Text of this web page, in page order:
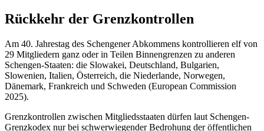
Rückkehr der Grenzkontrollen
Am 40. Jahrestag des Schengener Abkommens kontrollieren elf von
29 Mitgliedern ganz oder in Teilen Binnengrenzen zu anderen
Schengen-Staaten: die Slowakei, Deutschland, Bulgarien,
Slowenien, Italien, Österreich, die Niederlande, Norwegen,
Dänemark, Frankreich und Schweden (European Commission
2025).
Grenzkontrollen zwischen Mitgliedsstaaten dürfen laut Schengen-
Grenzkodex nur bei schwerwiegender Bedrohung der öffentlichen